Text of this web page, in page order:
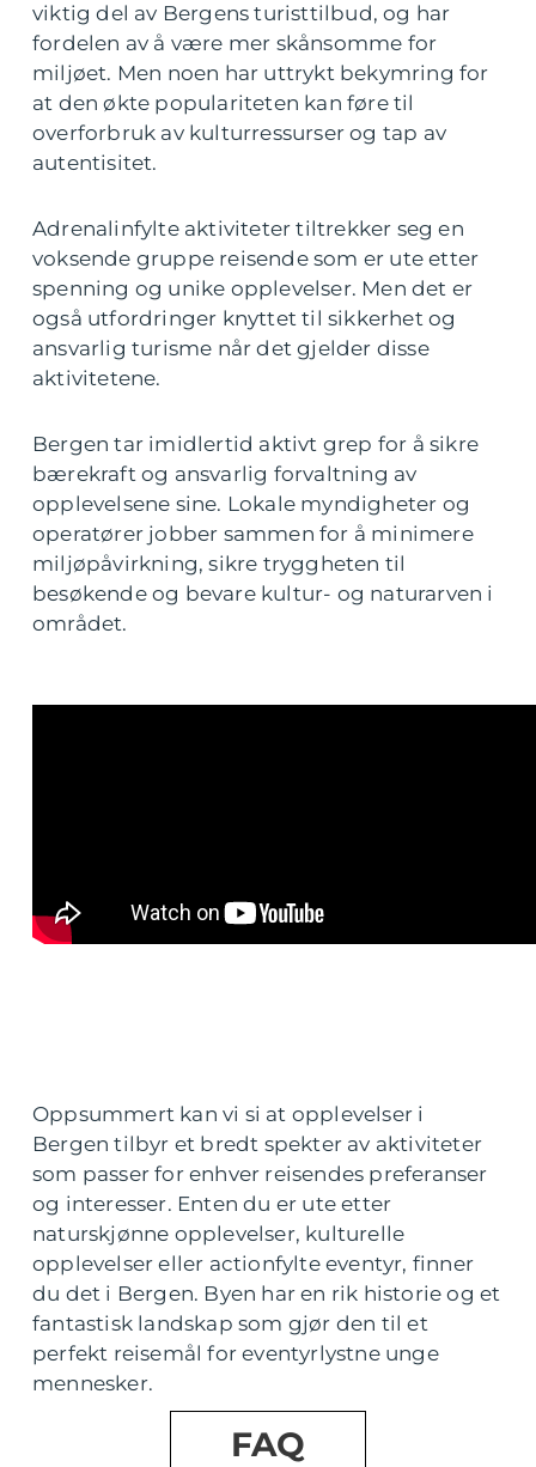
viktig del av Bergens turisttilbud, og har
fordelen av å være mer skånsomme for
miljøet. Men noen har uttrykt bekymring for
at den økte populariteten kan føre til
overforbruk av kulturressurser og tap av
autentisitet.
Adrenalinfylte aktiviteter tiltrekker seg en
voksende gruppe reisende som er ute etter
spenning og unike opplevelser. Men det er
også utfordringer knyttet til sikkerhet og
ansvarlig turisme når det gjelder disse
aktivitetene.
Bergen tar imidlertid aktivt grep for å sikre
bærekraft og ansvarlig forvaltning av
opplevelsene sine. Lokale myndigheter og
operatører jobber sammen for å minimere
miljøpåvirkning, sikre tryggheten til
besøkende og bevare kultur- og naturarven i
området.
Oppsummert kan vi si at opplevelser i
Bergen tilbyr et bredt spekter av aktiviteter
som passer for enhver reisendes preferanser
og interesser. Enten du er ute etter
naturskjønne opplevelser, kulturelle
opplevelser eller actionfylte eventyr, finner
du det i Bergen. Byen har en rik historie og et
fantastisk landskap som gjør den til et
perfekt reisemål for eventyrlystne unge
mennesker.
FAQ